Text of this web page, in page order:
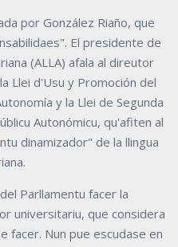
por González Riaño, que
El presidente de
(ALLA) afala al direutor
Llei d'Usu y Promoción del
y la Llei de Segunda
Autonómicu, qu'afiten al
dinamizador" de la llingua
Parllamentu facer la
universitariu, que considera
facer. Nun pue escudase en